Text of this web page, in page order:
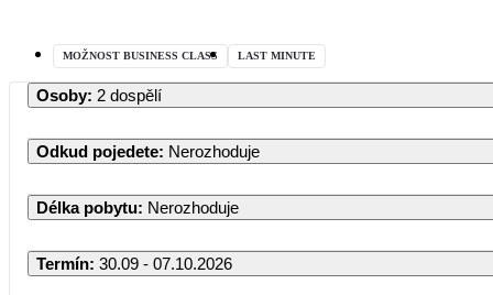
MOŽNOST BUSINESS CLASS LAST MINUTE
Osoby: 2 dospělí
Odkud pojedete: Nerozhoduje
Délka pobytu: Nerozhoduje
Termín: 30.09 - 07.10.2026